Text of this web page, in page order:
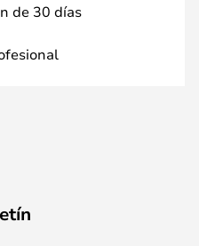
de 30 días